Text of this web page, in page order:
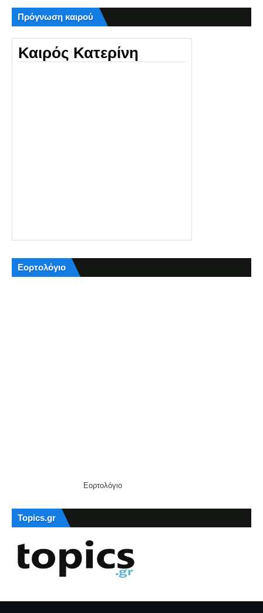
Πρόγνωση καιρού
Καιρός Κατερίνη
Εορτολόγιο
Εορτολόγιο
Topics.gr